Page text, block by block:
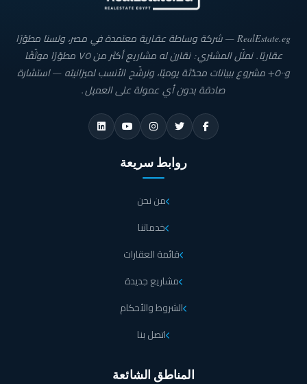
RealEstate.eg — شركة وساطة عقارية معتمدة في مصر، ولسنا مطوّرًا
عقاريًا. نمثّل المشتري: نقارن له مشاريع أكثر من ٧٥ مطوّرًا موثّقًا
و٥٠٠+ مشروع ببيانات محدّثة يوميًا، ونرشّح الأنسب لميزانيته — استشارة
صادقة بدون أي عمولة على العميل.
روابط سريعة
من نحن
خدماتنا
قائمة العقارات
مشاريع جديدة
الشروط والأحكام
اتصل بنا
المناطق الشائعة